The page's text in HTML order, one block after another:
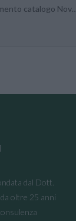
dal Dott.
oltre 25 anni